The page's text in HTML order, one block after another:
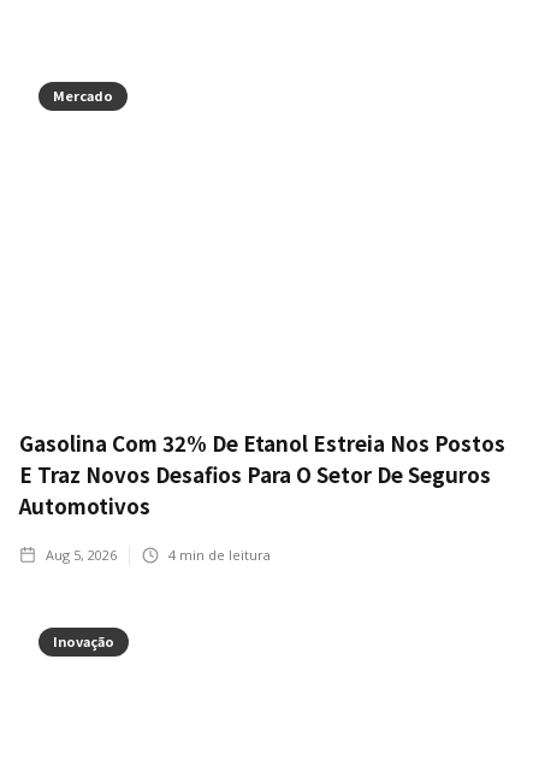
Mercado
Gasolina Com 32% De Etanol Estreia Nos Postos
E Traz Novos Desafios Para O Setor De Seguros
Automotivos
Aug 5, 2026 4 min de leitura
Inovação